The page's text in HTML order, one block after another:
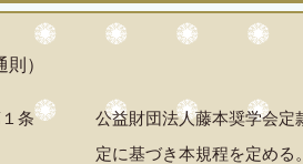
則）
条
公益財団法人藤本奨学会定
定に基づき本規程を定める。